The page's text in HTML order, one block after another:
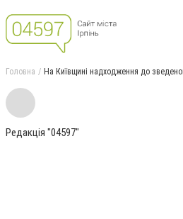
Головна На Київщині надходження до
Редакція "04597"